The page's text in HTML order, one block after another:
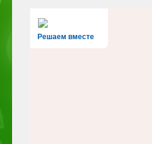
Решаем вместе